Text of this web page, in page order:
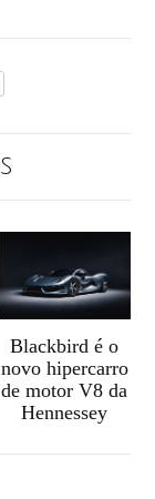
Blackbird é o
novo hipercarro
de motor V8 da
Hennessey